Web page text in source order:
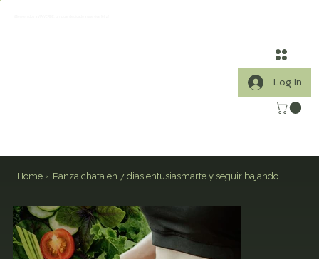
Log In
Home > Panza chata en 7 dias,entusiasmarte y seguir bajando